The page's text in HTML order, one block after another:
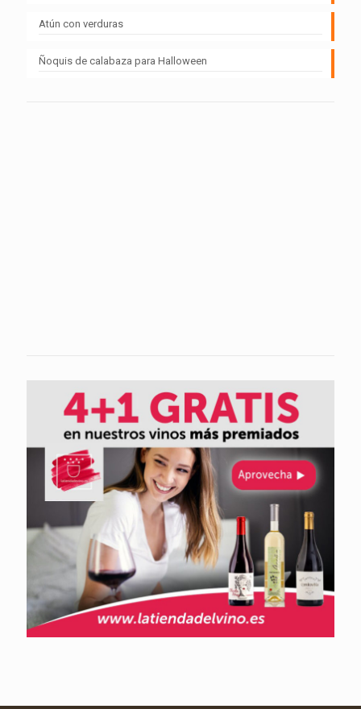
Atún con verduras
Ñoquis de calabaza para Halloween